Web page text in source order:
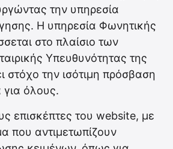
την υπηρεσία
Η υπηρεσία Φωνητικής
στο πλαίσιο των
Υπευθυνότητας της
στόχο την ισότιμη πρόσβαση
για όλους.
επισκέπτες του website, με
που αντιμετωπίζουν